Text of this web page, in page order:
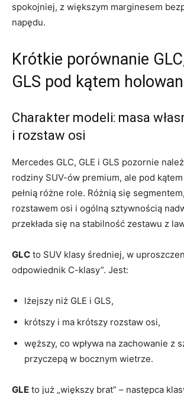
spokojniej, z większym marginesem
napędu.
Krótkie porównanie
GLS pod kątem
Charakter modeli: masa
i rozstaw osi
Mercedes GLC, GLE i GLS pozornie
rodziny SUV-ów premium, ale pod
pełnią różne role. Różnią się
rozstawem osi i ogólną sztywnością
przekłada się na stabilność zestawu z
GLC to SUV klasy średniej, w
odpowiednik C-klasy”. Jest:
lżejszy niż GLE i GLS,
krótszy i ma krótszy rozstaw osi,
węższy, co wpływa na zachowanie z
przyczepą w bocznym wietrze.
GLE to już „większy brat” – następca